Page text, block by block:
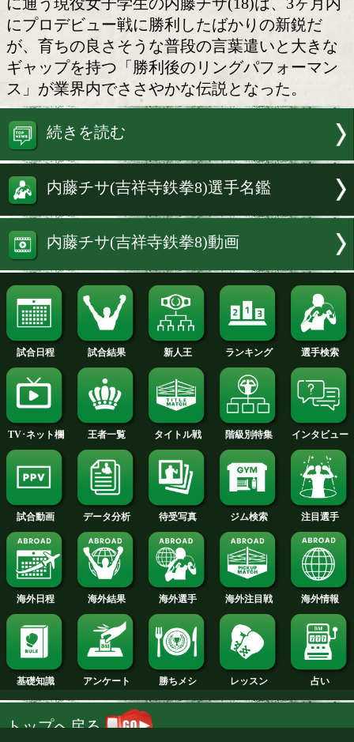
内藤チサ(吉祥寺鉄拳8)
ジム創設7年目となる吉祥寺鉄拳8で、
シュな女子ボクサーの顔を見かける。
に通う現役女子学生の内藤チサ(18)は、
にプロデビュー戦に勝利したばかりの
が、育ちの良さそうな普段の言葉遣い
ギャップを持つ「勝利後のリングパフ
ス」が業界内でささやかな伝説となっ
続きを読む
内藤チサ(吉祥寺鉄拳8)選手名鑑
内藤チサ(吉祥寺鉄拳8)動画
試合日程 試合結果 新人王 ランキング
TV･ネット欄 王者一覧 タイトル戦 階級別特集